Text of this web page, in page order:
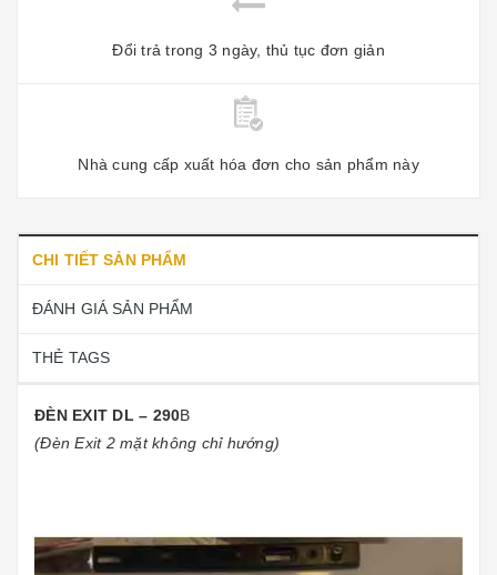
Đổi trả trong 3 ngày, thủ tục đơn giản
Nhà cung cấp xuất hóa đơn cho sản phẩm này
CHI TIẾT SẢN PHẨM
ĐÁNH GIÁ SẢN PHẨM
THẺ TAGS
ĐÈN EXIT DL – 290B
(Đèn Exit 2 mặt không chỉ hướng)